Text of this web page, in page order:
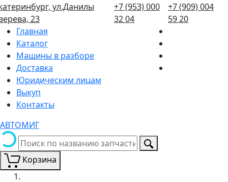
ул.Данилы
23
+7 (953) 000
32 04
+7 (909) 004
59 20
Главная
Каталог
Машины в разборе
Доставка
Юридическим лицам
Выкуп
Контакты
АВТОМИГ
Корзина